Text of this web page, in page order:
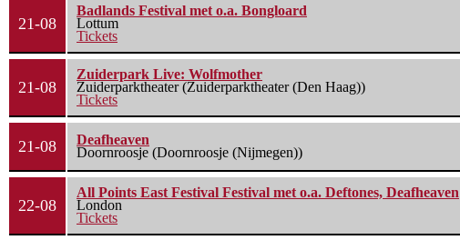
21-08
Badlands Festival met o.a. Bongloard
Lottum
Tickets
21-08
Zuiderpark Live: Wolfmother
Zuiderparktheater (Zuiderparktheater (Den Haag))
Tickets
21-08
Deafheaven
Doornroosje (Doornroosje (Nijmegen))
22-08
All Points East Festival Festival met o.a. Deftones, Deafheaven
London
Tickets